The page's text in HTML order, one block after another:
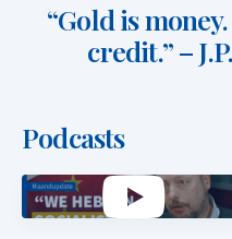
“Gold is
credit.” –
Podcasts